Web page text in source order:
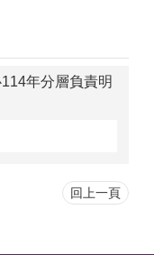
年分層負責明
回上一頁